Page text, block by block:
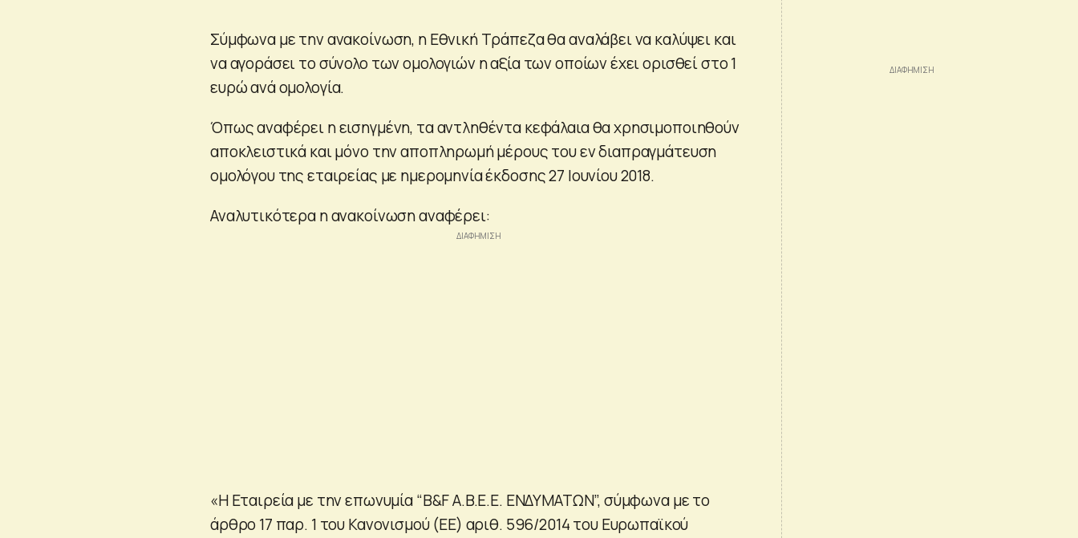
Σύμφωνα με την ανακοίνωση, η Εθνική Τράπεζα θα αναλάβει να καλύψει και
να αγοράσει το σύνολο των ομολογιών η αξία των οποίων έχει ορισθεί στο 1
ευρώ ανά ομολογία.
Όπως αναφέρει η εισηγμένη, τα αντληθέντα κεφάλαια θα χρησιμοποιηθούν
αποκλειστικά και μόνο την αποπληρωμή μέρους του εν διαπραγμάτευση
ομολόγου της εταιρείας με ημερομηνία έκδοσης 27 Ιουνίου 2018.
Αναλυτικότερα η ανακοίνωση αναφέρει:
«Η Εταιρεία με την επωνυμία “B&F A.B.E.E. ΕΝΔΥΜΑΤΩΝ”, σύμφωνα με το
άρθρο 17 παρ. 1 του Κανονισμού (ΕΕ) αριθ. 596/2014 του Ευρωπαϊκού